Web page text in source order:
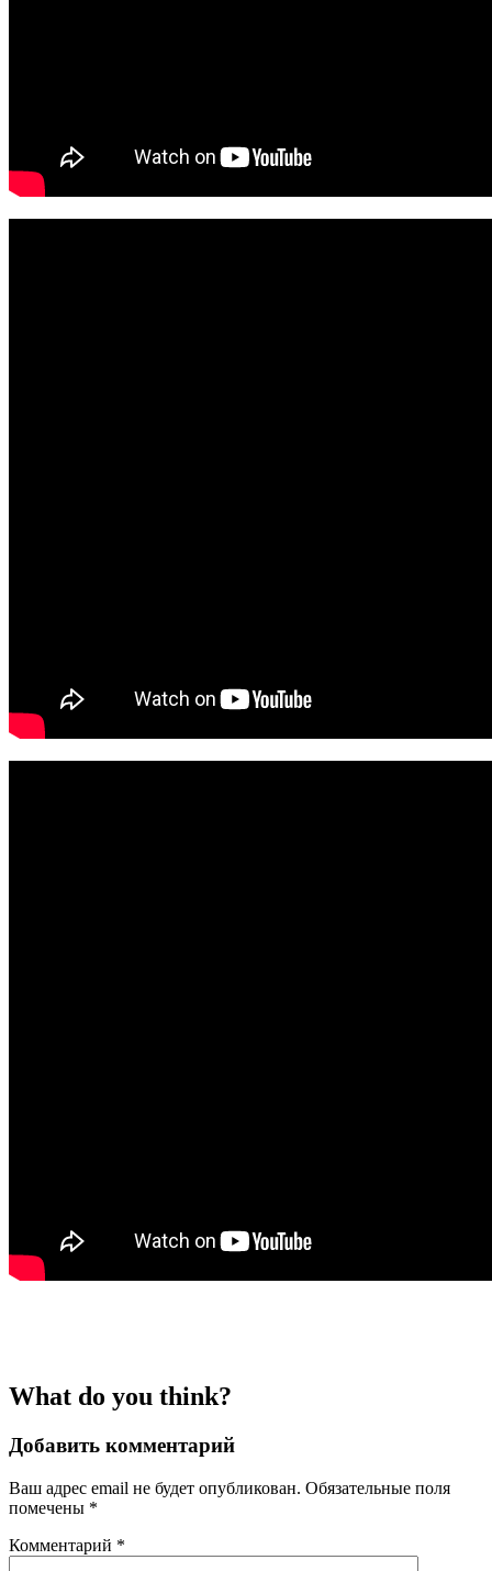
What do you think?
Добавить комментарий
Ваш адрес email не будет опубликован. Обязательные поля
помечены *
Комментарий *